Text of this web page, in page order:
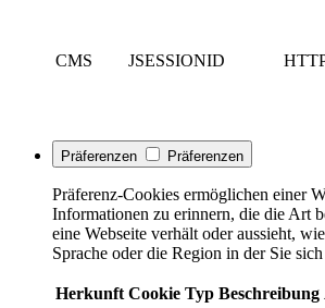
CMS JSESSIONID
Präferenzen Präferenzen
Präferenz-Cookies ermöglichen einer
Informationen zu erinnern, die die Art
eine Webseite verhält oder aussieht,
Sprache oder die Region in der Sie
Herkunft Cookie Typ Beschreibung